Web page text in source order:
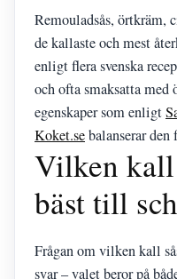
Remouladsås, örtkräm,
de kallaste och mest
enligt flera svenska
och ofta smaksatta med
egenskaper som enligt
Koket.sebalanserar
Vilken kall
bäst till
Frågan om vilken kall
svar – valet beror på